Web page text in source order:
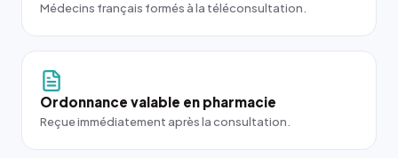
Médecins français formés à la téléconsultation.
Ordonnance valable en pharmacie
Reçue immédiatement après la consultation.